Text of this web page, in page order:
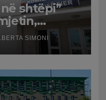
shtëpi”
SIMONI